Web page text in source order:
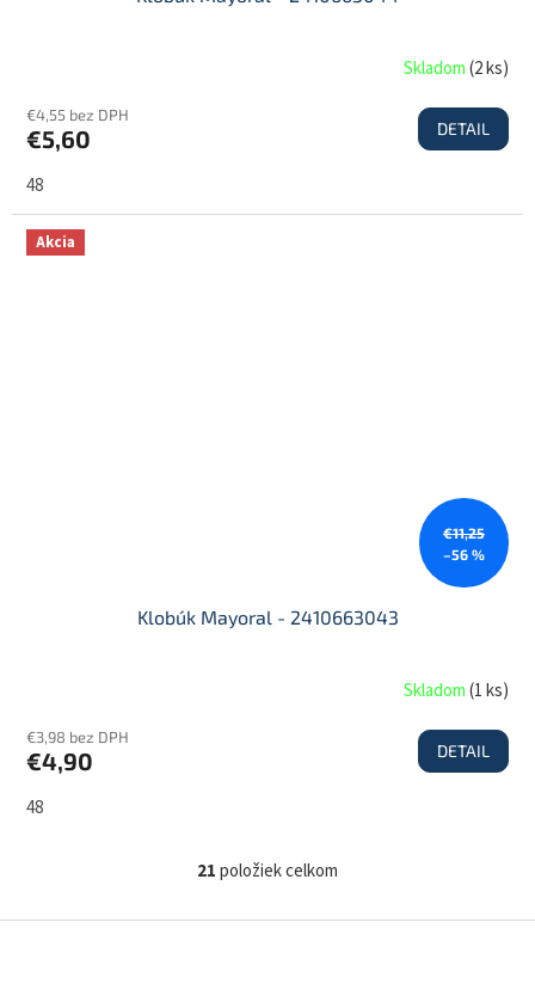
Skladom(2 ks)
€4,55 bez DPH
€5,60 DETAIL
48
Akcia
€11,25
–56 %
Klobúk Mayoral - 2410663043
Skladom(1 ks)
€3,98 bez DPH
€4,90 DETAIL
48
O
l
21položiek celkom